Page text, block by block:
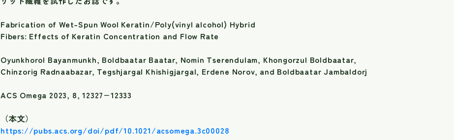
Fabrication of Wet-Spun Wool Keratin/Poly(vinyl alcohol) Hybrid
Fibers: Effects of Keratin Concentration and Flow Rate
Oyunkhorol Bayanmunkh, Boldbaatar Baatar, Nomin Tserendulam, Khongorzul Boldbaatar,
Chinzorig Radnaabazar, Tegshjargal Khishigjargal, Erdene Norov, and Boldbaatar Jambaldorj
ACS Omega 2023, 8, 12327−12333
（本文）
https://pubs.acs.org/doi/pdf/10.1021/acsomega.3c00028